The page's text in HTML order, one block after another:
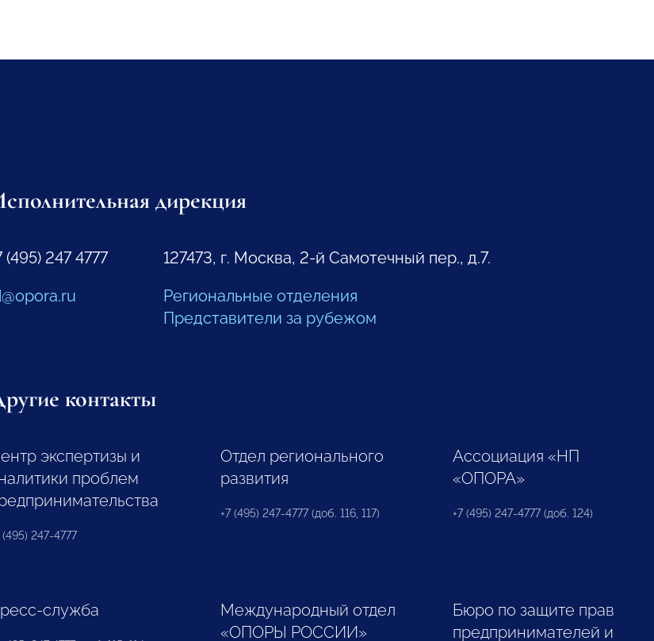
дирекция
(495) 247 4777
127473, г. Москва, 2-й Самотечный пер., д.7.
Региональные отделения
Представители за рубежом
контакты
экспертизы и
проблем
(495) 247-4777
Отдел регионального
развития
+7 (495) 247-4777 (доб. 116, 117)
Ассоциация «НП
«ОПОРА»
+7 (495) 247-4777 (доб. 124)
служба
Международный отдел
«ОПОРЫ РОССИИ»
Бюро по защите прав
предпринимателей и